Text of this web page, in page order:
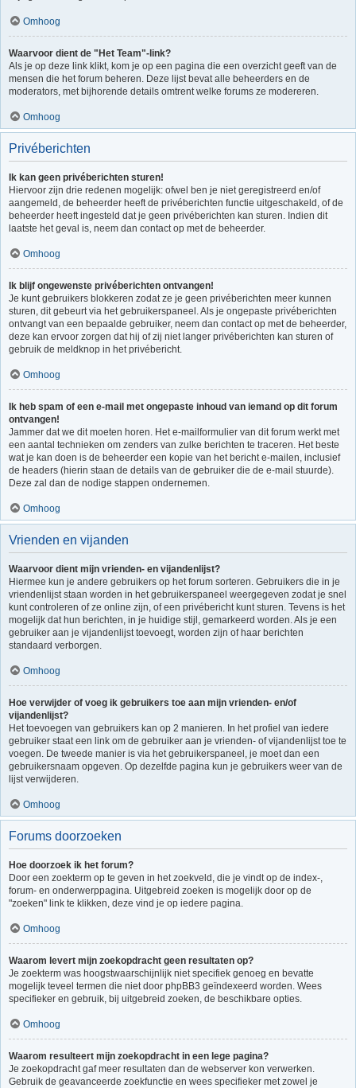
Omhoog
Waarvoor dient de "Het Team"-link?
Als je op deze link klikt, kom je op een pagina die een overzicht geeft van de
mensen die het forum beheren. Deze lijst bevat alle beheerders en de
moderators, met bijhorende details omtrent welke forums ze modereren.
Omhoog
Privéberichten
Ik kan geen privéberichten sturen!
Hiervoor zijn drie redenen mogelijk: ofwel ben je niet geregistreerd en/of
aangemeld, de beheerder heeft de privéberichten functie uitgeschakeld, of de
beheerder heeft ingesteld dat je geen privéberichten kan sturen. Indien dit
laatste het geval is, neem dan contact op met de beheerder.
Omhoog
Ik blijf ongewenste privéberichten ontvangen!
Je kunt gebruikers blokkeren zodat ze je geen privéberichten meer kunnen
sturen, dit gebeurt via het gebruikerspaneel. Als je ongepaste privéberichten
ontvangt van een bepaalde gebruiker, neem dan contact op met de beheerder,
deze kan ervoor zorgen dat hij of zij niet langer privéberichten kan sturen of
gebruik de meldknop in het privébericht.
Omhoog
Ik heb spam of een e-mail met ongepaste inhoud van iemand op dit forum
ontvangen!
Jammer dat we dit moeten horen. Het e-mailformulier van dit forum werkt met
een aantal technieken om zenders van zulke berichten te traceren. Het beste
wat je kan doen is de beheerder een kopie van het bericht e-mailen, inclusief
de headers (hierin staan de details van de gebruiker die de e-mail stuurde).
Deze zal dan de nodige stappen ondernemen.
Omhoog
Vrienden en vijanden
Waarvoor dient mijn vrienden- en vijandenlijst?
Hiermee kun je andere gebruikers op het forum sorteren. Gebruikers die in je
vriendenlijst staan worden in het gebruikerspaneel weergegeven zodat je snel
kunt controleren of ze online zijn, of een privébericht kunt sturen. Tevens is het
mogelijk dat hun berichten, in je huidige stijl, gemarkeerd worden. Als je een
gebruiker aan je vijandenlijst toevoegt, worden zijn of haar berichten
standaard verborgen.
Omhoog
Hoe verwijder of voeg ik gebruikers toe aan mijn vrienden- en/of
vijandenlijst?
Het toevoegen van gebruikers kan op 2 manieren. In het profiel van iedere
gebruiker staat een link om de gebruiker aan je vrienden- of vijandenlijst toe te
voegen. De tweede manier is via het gebruikerspaneel, je moet dan een
gebruikersnaam opgeven. Op dezelfde pagina kun je gebruikers weer van de
lijst verwijderen.
Omhoog
Forums doorzoeken
Hoe doorzoek ik het forum?
Door een zoekterm op te geven in het zoekveld, die je vindt op de index-,
forum- en onderwerppagina. Uitgebreid zoeken is mogelijk door op de
"zoeken" link te klikken, deze vind je op iedere pagina.
Omhoog
Waarom levert mijn zoekopdracht geen resultaten op?
Je zoekterm was hoogstwaarschijnlijk niet specifiek genoeg en bevatte
mogelijk teveel termen die niet door phpBB3 geïndexeerd worden. Wees
specifieker en gebruik, bij uitgebreid zoeken, de beschikbare opties.
Omhoog
Waarom resulteert mijn zoekopdracht in een lege pagina?
Je zoekopdracht gaf meer resultaten dan de webserver kon verwerken.
Gebruik de geavanceerde zoekfunctie en wees specifieker met zowel je